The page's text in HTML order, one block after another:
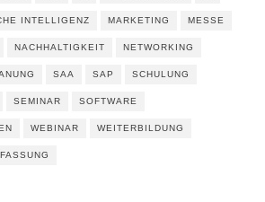
INTELLIGENZ MARKETING MESSE
NACHHALTIGKEIT NETWORKING
SAA SAP SCHULUNG
SEMINAR SOFTWARE
WEBINAR WEITERBILDUNG